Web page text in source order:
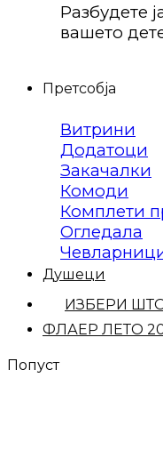
Разбудете
вашето
Претсобја
Витрини
Додатоци
Закачалки
Комоди
Комплети
Огледала
Душеци
ИЗБЕРИ
ФЛАЕР ЛЕТО
Попуст